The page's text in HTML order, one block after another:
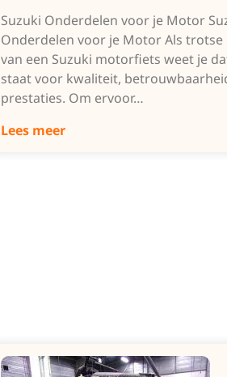
Suzuki Onderdelen voor je Motor
Onderdelen voor je Motor Als trotse
van een Suzuki motorfiets weet je
staat voor kwaliteit,
prestaties. Om ervoor…
Lees meer